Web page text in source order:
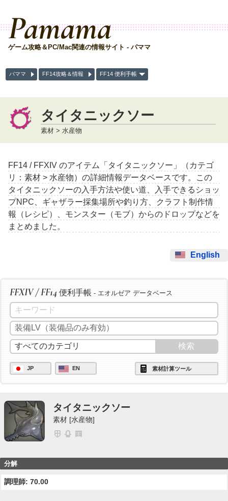
Pamama
ゲーム攻略＆PC/Mac関連の情報サイト - パママ
パママ FF14攻略＆情報 FF14 便利手帳
タイタニックソー
素材 > 水産物
FF14 / FFXIV のアイテム「タイタニックソー」（カテゴ
リ：素材 > 水産物）の詳細情報データベースです。この
タイタニックソーの入手方法や使い道、入手できるショッ
プNPC、ギャザラー採集場所や釣り方、クラフト制作情
報（レシピ）、モンスター（モブ）からのドロップなどを
まとめました。
English
FFXIV / FF14 便利手帳 - エオルゼア データベース
JP EN 素材計算ツール
タイタニックソー
素材 [水産物]
分解
調理師: 70.00